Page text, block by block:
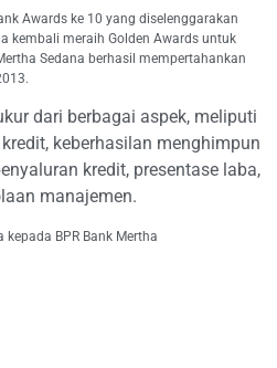
Awards ke 10 yang diselenggarakan
kembali meraih Golden Awards untuk
Sedana berhasil mempertahankan
dari berbagai aspek, meliputi
keberhasilan menghimpun
kredit, presentase laba,
manajemen.
BPR Bank Mertha